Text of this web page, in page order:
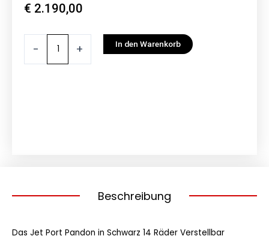
€ 2.190,00
- + In den Warenkorb
Beschreibung
Das Jet Port Pandon in Schwarz 14 Räder Verstellbar